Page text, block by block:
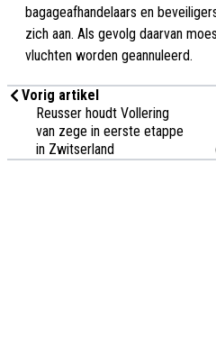
bagageafhandelaars en
zich aan. Als gevolg daarvan
vluchten worden geannuleerd.
Vorig artikel
Reusser houdt Vollering
van zege in eerste etappe
in Zwitserland